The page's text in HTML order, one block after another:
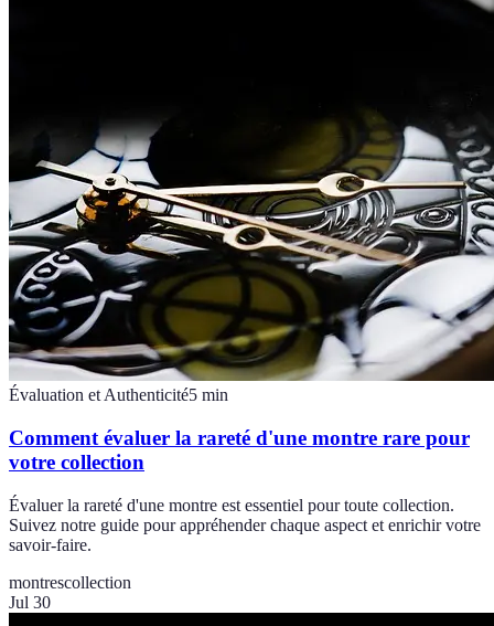
Évaluation et Authenticité5 min
Comment évaluer la rareté d'une montre rare pour
votre collection
Évaluer la rareté d'une montre est essentiel pour toute collection.
Suivez notre guide pour appréhender chaque aspect et enrichir votre
savoir-faire.
montrescollection
Jul 30